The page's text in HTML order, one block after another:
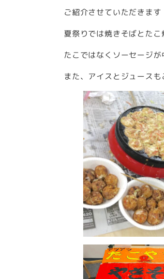
ご紹介させていただきます
夏祭りでは焼きそばとたこ
たこではなくソーセージが
また、アイスとジュース